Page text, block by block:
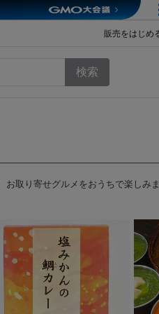
販売をはじめ
取り寄せグルメをおうちで楽しみ